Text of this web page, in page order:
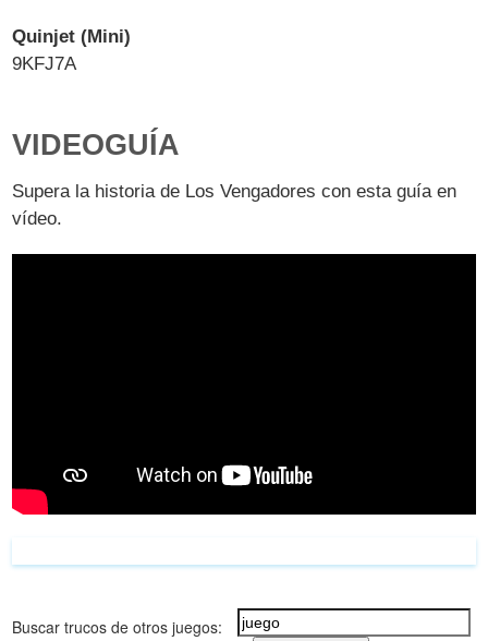
Quinjet (Mini)
9KFJ7A
VIDEOGUÍA
Supera la historia de Los Vengadores con esta guía en
vídeo.
Buscar trucos de otros juegos: